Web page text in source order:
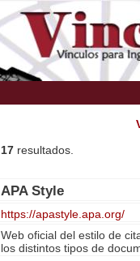
17 resultados.
APA Style
https://apastyle.apa.org/
Web oficial del estilo de
los distintos tipos de